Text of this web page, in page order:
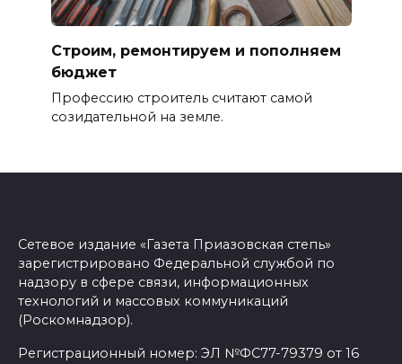
Строим, ремонтируем и пополняем
бюджет
Профессию строитель считают самой
созидательной на земле.
Сетевое издание «Газета Приазовская степь»
зарегистрировано Федеральной службой по
надзору в сфере связи, информационных
технологий и массовых коммуникаций
(Роскомнадзор).
Регистрационный номер: ЭЛ №ФС77-79379 от 16